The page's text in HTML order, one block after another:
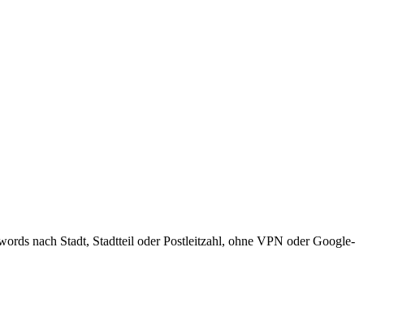
nach Stadt, Stadtteil oder Postleitzahl, ohne VPN oder Google-